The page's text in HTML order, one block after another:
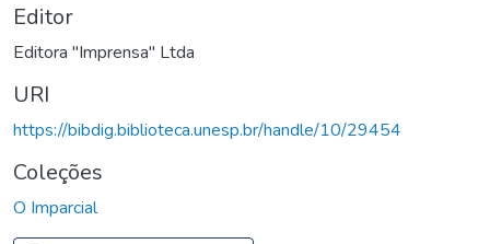
Editor
Editora "Imprensa" Ltda
URI
https://bibdig.biblioteca.unesp.br/handle/10/29454
Coleções
O Imparcial